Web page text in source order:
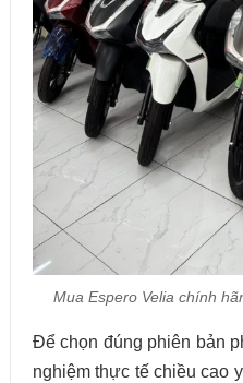
Mua Espero Velia chính
Để chọn đúng phiên bản
nghiệm thực tế chiều cao